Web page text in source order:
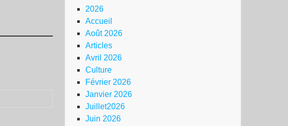
2026
Accueil
Août 2026
Articles
Avril 2026
Culture
Février 2026
Janvier 2026
Juillet2026
Juin 2026